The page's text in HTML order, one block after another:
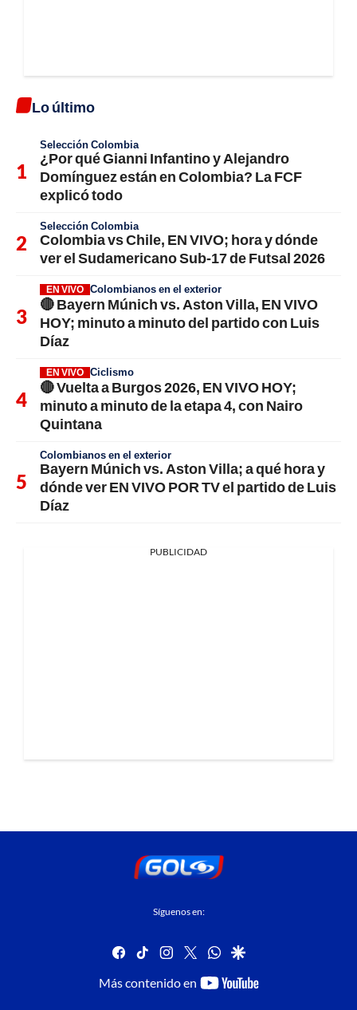
Lo último
Selección Colombia
¿Por qué Gianni Infantino y Alejandro
Domínguez están en Colombia? La FCF
explicó todo
Selección Colombia
Colombia vs Chile, EN VIVO; hora y dónde
ver el Sudamericano Sub-17 de Futsal 2026
EN VIVO Colombianos en el exterior
🔴 Bayern Múnich vs. Aston Villa, EN VIVO
HOY; minuto a minuto del partido con Luis
Díaz
EN VIVO Ciclismo
🔴 Vuelta a Burgos 2026, EN VIVO HOY;
minuto a minuto de la etapa 4, con Nairo
Quintana
Colombianos en el exterior
Bayern Múnich vs. Aston Villa; a qué hora y
dónde ver EN VIVO POR TV el partido de Luis
Díaz
PUBLICIDAD
Síguenos en:
facebook
tiktok instagram
twitterwhatsapp
google
Más contenido en
youtube-